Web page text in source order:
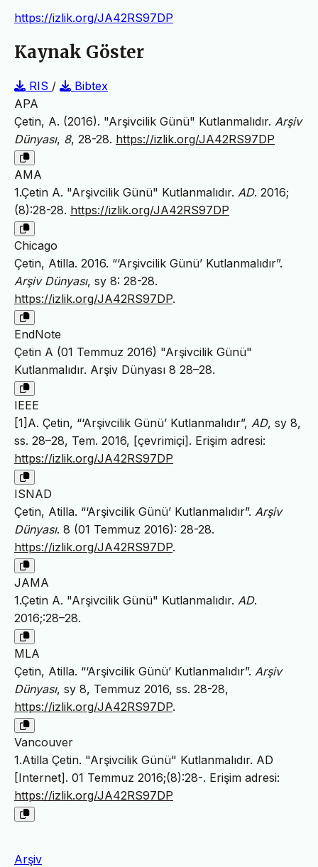
https://izlik.org/JA42RS97DP
Kaynak Göster
RIS /
Bibtex
APA
Çetin, A. (2016). "Arşivcilik Günü" Kutlanmalıdır. Arşiv
Dünyası, 8, 28-28. https://izlik.org/JA42RS97DP
AMA
1.Çetin A. "Arşivcilik Günü" Kutlanmalıdır. AD. 2016;
(8):28-28. https://izlik.org/JA42RS97DP
Chicago
Çetin, Atilla. 2016. “‘Arşivcilik Günü’ Kutlanmalıdır”.
Arşiv Dünyası, sy 8: 28-28.
https://izlik.org/JA42RS97DP.
EndNote
Çetin A (01 Temmuz 2016) "Arşivcilik Günü"
Kutlanmalıdır. Arşiv Dünyası 8 28–28.
IEEE
[1]A. Çetin, “‘Arşivcilik Günü’ Kutlanmalıdır”, AD, sy 8,
ss. 28–28, Tem. 2016, [çevrimiçi]. Erişim adresi:
https://izlik.org/JA42RS97DP
ISNAD
Çetin, Atilla. “‘Arşivcilik Günü’ Kutlanmalıdır”. Arşiv
Dünyası. 8 (01 Temmuz 2016): 28-28.
https://izlik.org/JA42RS97DP.
JAMA
1.Çetin A. "Arşivcilik Günü" Kutlanmalıdır. AD.
2016;:28–28.
MLA
Çetin, Atilla. “‘Arşivcilik Günü’ Kutlanmalıdır”. Arşiv
Dünyası, sy 8, Temmuz 2016, ss. 28-28,
https://izlik.org/JA42RS97DP.
Vancouver
1.Atilla Çetin. "Arşivcilik Günü" Kutlanmalıdır. AD
[Internet]. 01 Temmuz 2016;(8):28-. Erişim adresi:
https://izlik.org/JA42RS97DP
Arşiv